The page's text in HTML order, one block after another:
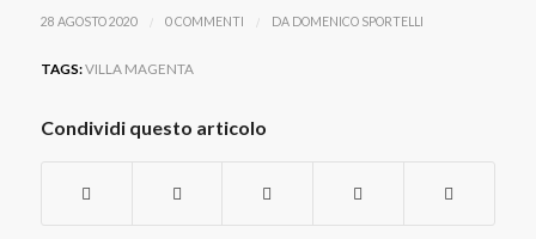
28 AGOSTO 2020 / 0 COMMENTI / DA DOMENICO SPORTELLI
TAGS:VILLA MAGENTA
Condividi questo articolo